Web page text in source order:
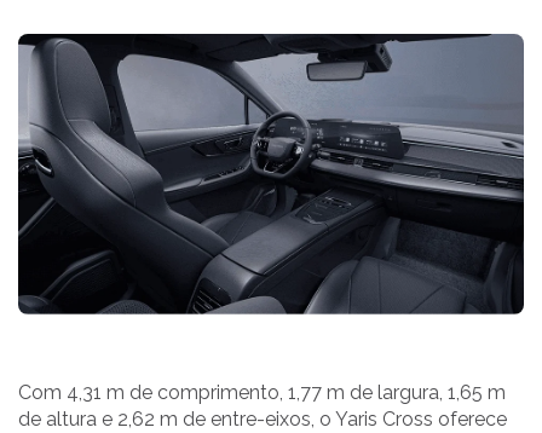
Com 4,31 m de comprimento, 1,77 m de largura, 1,65 m
de altura e 2,62 m de entre-eixos, o Yaris Cross oferece